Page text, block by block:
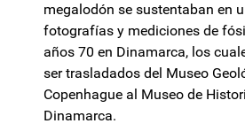
megalodón se sustentaban en
fotografías y mediciones de
años 70 en Dinamarca, los
ser trasladados del Museo
Copenhague al Museo de
Dinamarca.